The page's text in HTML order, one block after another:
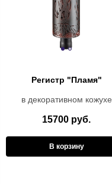
Регистр "Пламя"
в декоративном кожухе
15700 руб.
В корзину